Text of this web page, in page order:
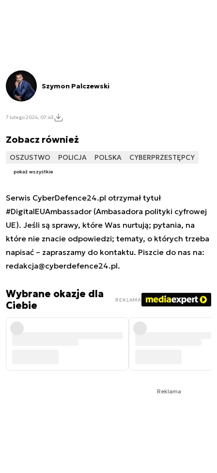
Szymon Palczewski
7 lutego 2024, 07:43
Zobacz również
OSZUSTWO POLICJA POLSKA CYBERPRZESTĘPCY
pokaż wszystkie
Serwis CyberDefence24.pl otrzymał tytuł
#DigitalEUAmbassador (Ambasadora polityki cyfrowej
UE). Jeśli są sprawy, które Was nurtują; pytania, na
które nie znacie odpowiedzi; tematy, o których trzeba
napisać – zapraszamy do kontaktu. Piszcie do nas na:
redakcja@cyberdefence24.pl.
Wybrane okazje dla
Ciebie
REKLAMA
Reklama